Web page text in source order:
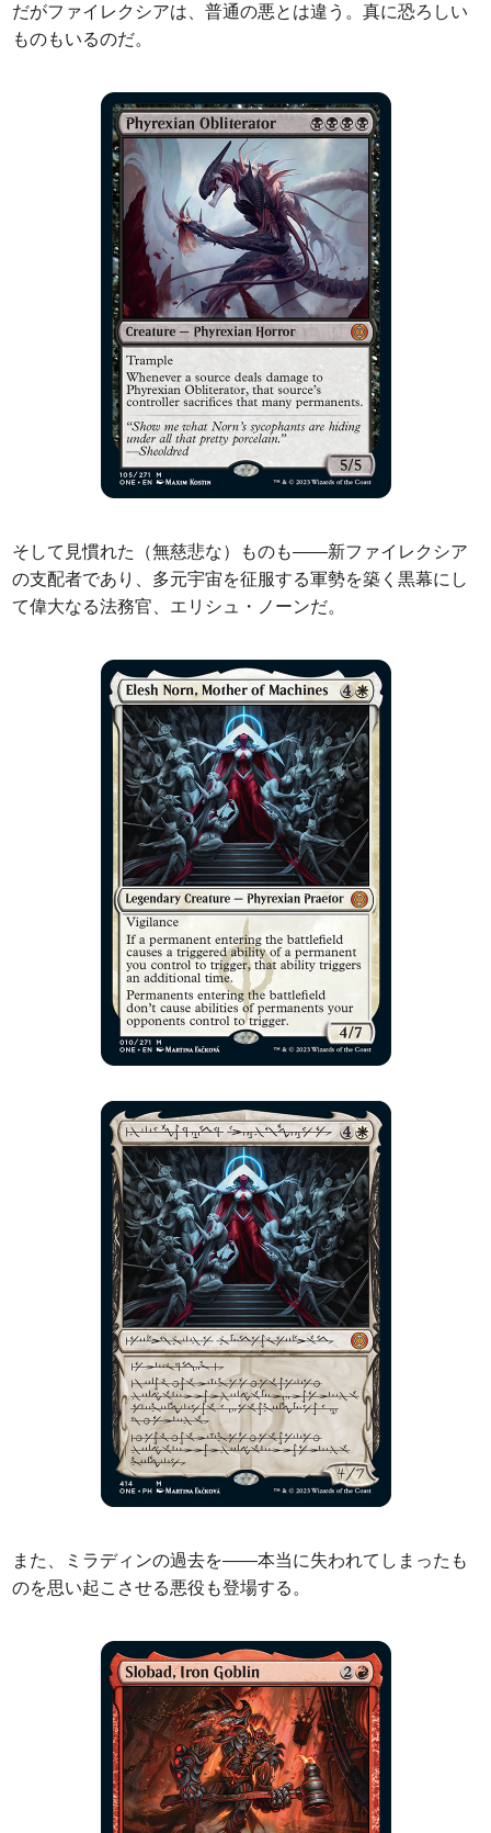
だがファイレクシアは、普通の悪とは違う。真に恐ろしい
ものもいるのだ。
そして見慣れた（無慈悲な）ものも――新ファイレクシア
の支配者であり、多元宇宙を征服する軍勢を築く黒幕にし
て偉大なる法務官、エリシュ・ノーンだ。
また、ミラディンの過去を――本当に失われてしまったも
のを思い起こさせる悪役も登場する。